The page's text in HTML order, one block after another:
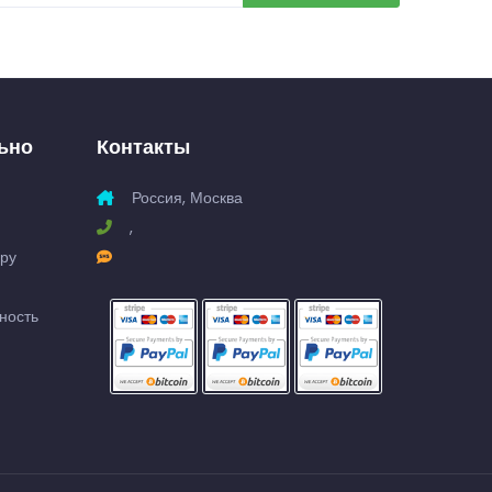
Контакты
Россия, Москва
,